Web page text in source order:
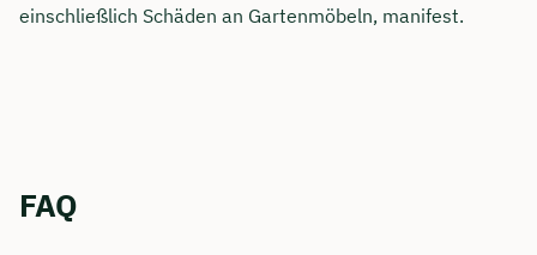
einschließlich Schäden an Gartenmöbeln, manifest.
FAQ